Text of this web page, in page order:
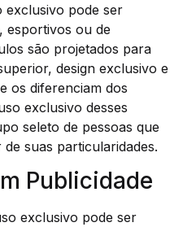
exclusivo pode ser
esportivos ou de
são projetados para
design exclusivo e
os diferenciam dos
exclusivo desses
seleto de pessoas que
suas particularidades.
Publicidade
exclusivo pode ser